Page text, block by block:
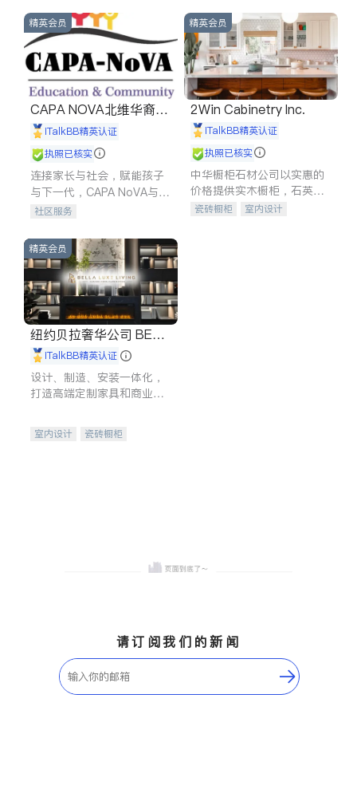
建筑合同、刑事案件全包办
信托/遗嘱
商业
索赔
律师-其它 保释
精英会员
CAPA NOVA北维华裔家
长会iTalkBB精英认证
执照已核实
连接家长与社会，赋能孩子
与下一代，CAPA NoVA与您
携手建设包容、公平、充满
社区服务
精英会员
2Win Cabinetry Inc.
iTalkBB精英认证
执照已核实
中华橱柜石材公司以实惠的
价格提供实木橱柜，石英石
台面，多种优质不锈钢水
瓷砖橱柜
室内设计
精英会员
纽约贝拉奢华公司 BELL
A LUXE
iTalkBB精英认证
设计、制造、安装一体化，
打造高端定制家具和商业空
室内设计
瓷砖橱柜
请订阅我们的新闻